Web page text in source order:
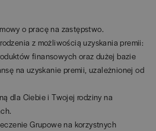
o pracę na zastępstwo.
z możliwością uzyskania premii:
finansowych oraz dużej bazie
na uzyskanie premii, uzależnionej od
dla Ciebie i Twojej rodziny na
Grupowe na korzystnych